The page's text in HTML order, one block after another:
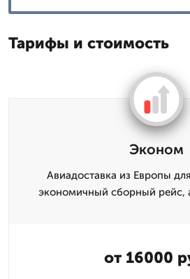
Тарифы и стоимость
Эконом
Авиадоставка из Европы
экономичный сборный рейс,
от 16000